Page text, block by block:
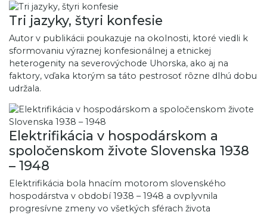
Tri jazyky, štyri konfesie
Autor v publikácii poukazuje na okolnosti, ktoré viedli k
sformovaniu výraznej konfesionálnej a etnickej
heterogenity na severovýchode Uhorska, ako aj na
faktory, vďaka ktorým sa táto pestrosoť rôzne dlhú dobu
udržala.
Elektrifikácia v hospodárskom a
spoločenskom živote Slovenska 1938
– 1948
Elektrifikácia bola hnacím motorom slovenského
hospodárstva v období 1938 – 1948 a ovplyvnila
progresívne zmeny vo všetkých sférach života